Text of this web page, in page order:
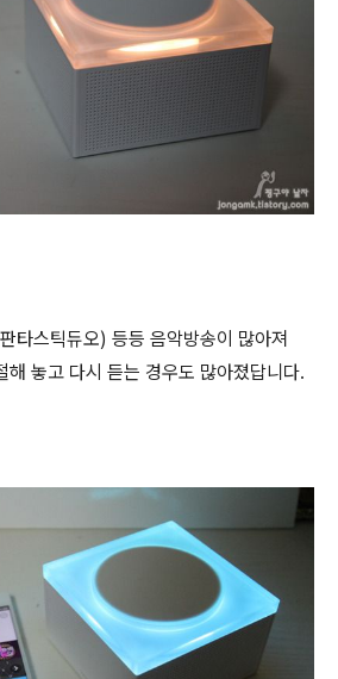
타스틱듀오) 등등 음악방송이 많아져
해 놓고 다시 듣는 경우도 많아졌답니다.